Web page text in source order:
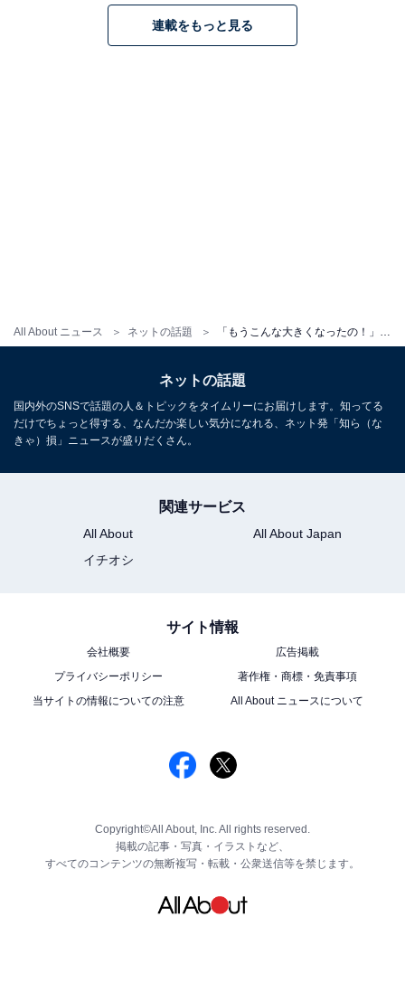
All About ニュース ネットの話題
連載をもっと見る
ネットの話題
国内外のSNSで話題の人＆トピックをタイムリーにお届けします。知ってる
だけでちょっと得する、なんだか楽しい気分になれる、ネット発「知ら（な
きゃ）損」ニュースが盛りだくさん。
関連サービス
All About
All About Japan
イチオシ
サイト情報
会社概要
広告掲載
プライバシーポリシー
著作権・商標・免責事項
当サイトの情報についての注意
All About ニュースについて
Copyright©All About, Inc. All rights reserved.
掲載の記事・写真・イラストなど、
すべてのコンテンツの無断複写・転載・公衆送信等を禁じます。